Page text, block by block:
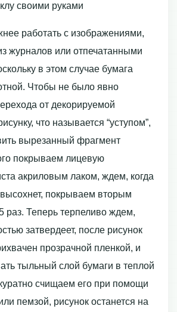
своими руками
работать с изображениями,
журналов или отпечатанными
в этом случае бумага
Чтобы не было явно
от декорируемой
что называется “уступом”,
вырезанный фрагмент
покрываем лицевую
акриловым лаком, ждем, когда
покрываем вторым
раз. Теперь терпеливо ждем,
затвердеет, после рисунок
прозрачной пленкой, и
тыльный слой бумаги в теплой
счищаем его при помощи
пемзой, рисунок останется на